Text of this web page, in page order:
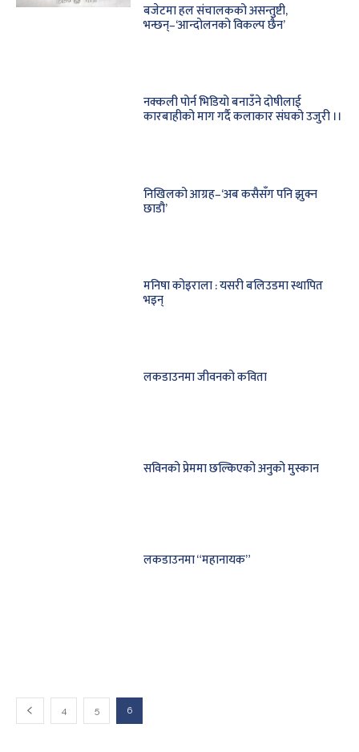
बजेटमा हल संचालकको असन्तुष्टी,
भन्छन्–‘आन्दोलनको विकल्प छैन’
नक्कली पोर्न भिडियो बनाउँने दोषीलाई
कारबाहीको माग गर्दै कलाकार संघको उजुरी ।।
निखिलको आग्रह–‘अब कसैसँग पनि झुक्न
छाडौ’
मनिषा कोइराला : यसरी बलिउडमा स्थापित
भइन्
लकडाउनमा जीवनको कविता
सविनको प्रेममा छल्किएको अनुको मुस्कान
लकडाउनमा “महानायक”
4 5 6